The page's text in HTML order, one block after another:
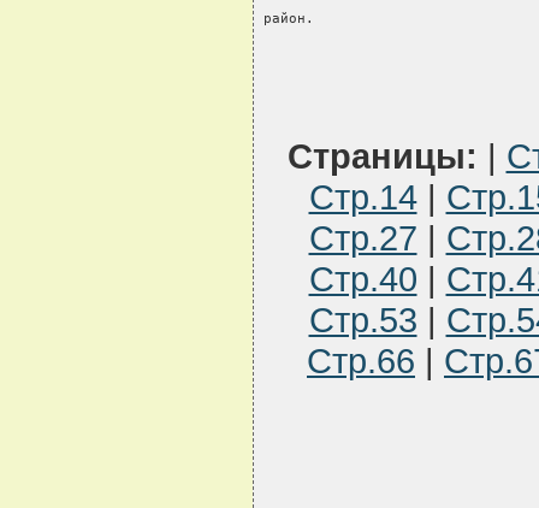
район.
Страницы: |
Стр.14|
Стр.27 |
Стр.40 |
Стр.53 |
Стр.66 |